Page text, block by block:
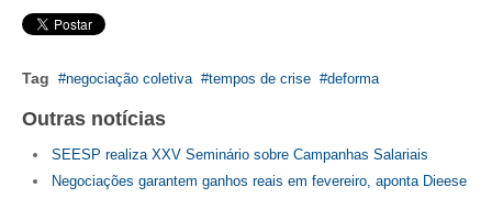
Tag negociação coletiva tempos de crise deforma
Outras notícias
SEESP realiza XXV Seminário sobre Campanhas Salariais
Negociações garantem ganhos reais em fevereiro, aponta Dieese